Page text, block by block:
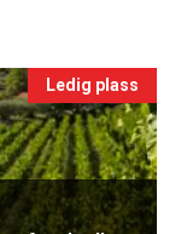
Ledig plass